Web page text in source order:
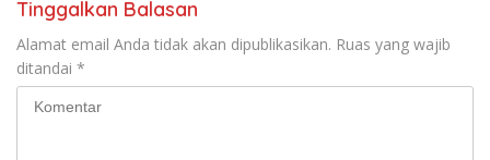
Tinggalkan Balasan
Alamat email Anda tidak akan dipublikasikan. Ruas yang wajib
ditandai *